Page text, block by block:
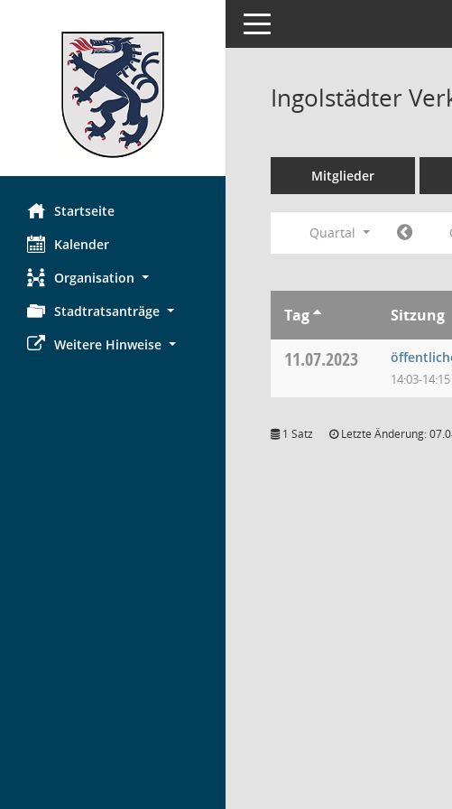
Startseite
Kalender
Organisation
Stadtratsanträge
Weitere Hinweise
Toggle navigation
Ingolstädter
Mitglieder
Quartal
Tag Sitzung
11.07.2023
14:03-
1 Satz Letzte Änderung: